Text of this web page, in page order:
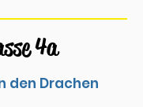
4a
den Drachen